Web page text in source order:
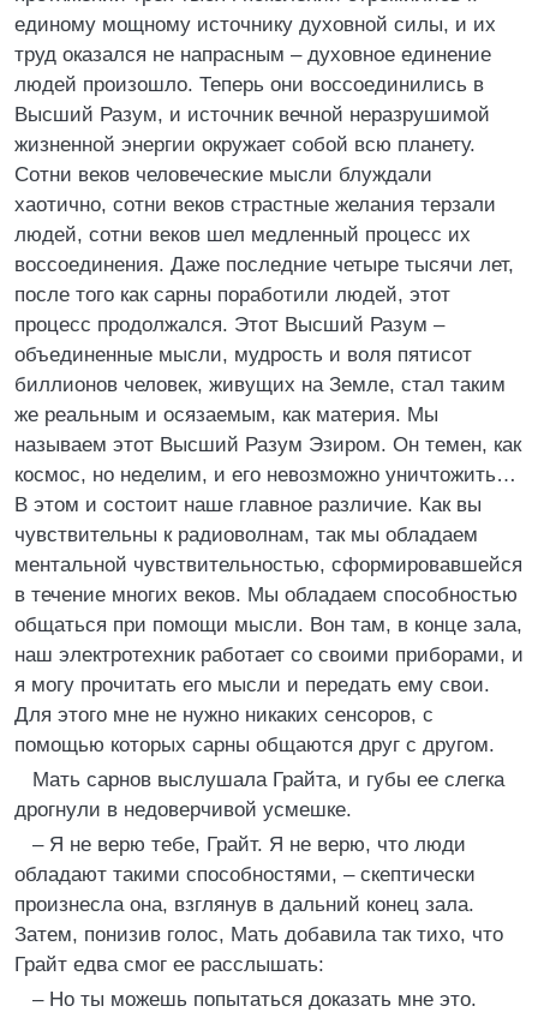
единому мощному источнику духовной силы, и их
труд оказался не напрасным – духовное единение
людей произошло. Теперь они воссоединились в
Высший Разум, и источник вечной неразрушимой
жизненной энергии окружает собой всю планету.
Сотни веков человеческие мысли блуждали
хаотично, сотни веков страстные желания терзали
людей, сотни веков шел медленный процесс их
воссоединения. Даже последние четыре тысячи лет,
после того как сарны поработили людей, этот
процесс продолжался. Этот Высший Разум –
объединенные мысли, мудрость и воля пятисот
биллионов человек, живущих на Земле, стал таким
же реальным и осязаемым, как материя. Мы
называем этот Высший Разум Эзиром. Он темен, как
космос, но неделим, и его невозможно уничтожить…
В этом и состоит наше главное различие. Как вы
чувствительны к радиоволнам, так мы обладаем
ментальной чувствительностью, сформировавшейся
в течение многих веков. Мы обладаем способностью
общаться при помощи мысли. Вон там, в конце зала,
наш электротехник работает со своими приборами, и
я могу прочитать его мысли и передать ему свои.
Для этого мне не нужно никаких сенсоров, с
помощью которых сарны общаются друг с другом.
Мать сарнов выслушала Грайта, и губы ее слегка
дрогнули в недоверчивой усмешке.
– Я не верю тебе, Грайт. Я не верю, что люди
обладают такими способностями, – скептически
произнесла она, взглянув в дальний конец зала.
Затем, понизив голос, Мать добавила так тихо, что
Грайт едва смог ее расслышать:
– Но ты можешь попытаться доказать мне это.